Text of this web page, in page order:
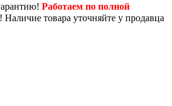
Работаем по полной
товара уточняйте у продавца